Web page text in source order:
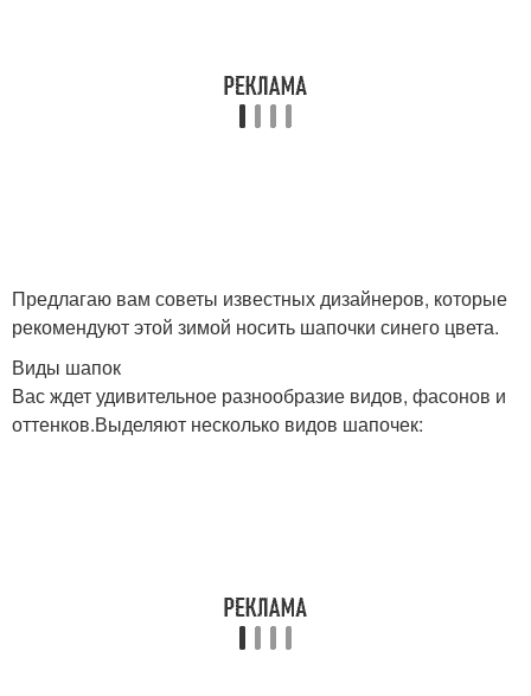
Предлагаю вам советы известных дизайнеров, которые
рекомендуют этой зимой носить шапочки синего цвета.
Виды шапок
Вас ждет удивительное разнообразие видов, фасонов и
оттенков.Выделяют несколько видов шапочек: